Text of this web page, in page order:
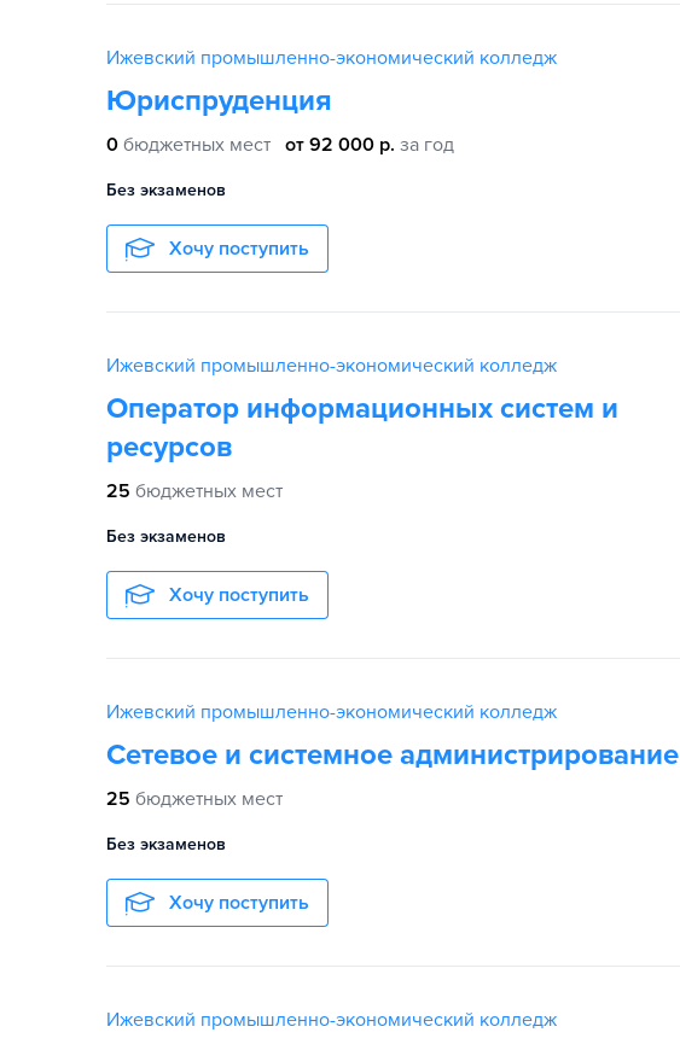
Ижевский промышленно-экономический колледж
Юриспруденция
0 бюджетных мест от 92 000 р. за год
Без экзаменов
Хочу поступить
Ижевский промышленно-экономический колледж
Оператор информационных систем и
ресурсов
25 бюджетных мест
Без экзаменов
Хочу поступить
Ижевский промышленно-экономический колледж
Сетевое и системное администрирование
25 бюджетных мест
Без экзаменов
Хочу поступить
Ижевский промышленно-экономический колледж